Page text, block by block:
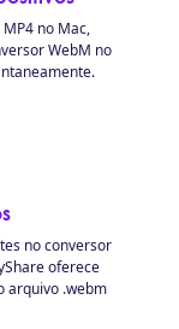
no Mac,
WebM no
no conversor
oferece
arquivo .webm